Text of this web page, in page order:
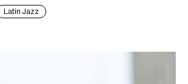
Latin Jazz